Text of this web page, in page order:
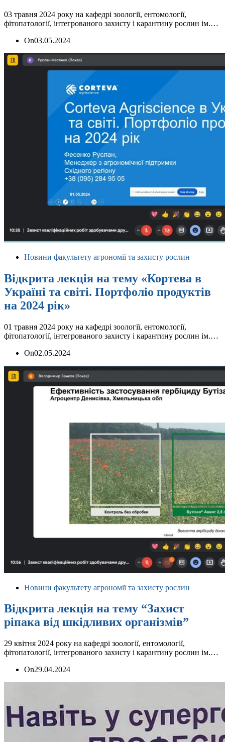
03 травня 2024 року на кафедрі зоології, ентомології,
фітопатології, інтегрованого захисту і карантину рослин ім.…
On03.05.2024
Новини факультету агрономії та захисту рослин
Відкрита лекція на тему «Кортева в
Україні та світі. Портфоліо продуктів
на 2024 рік»
01 травня 2024 року на кафедрі зоології, ентомології,
фітопатології, інтегрованого захисту і карантину рослин ім.…
On02.05.2024
Новини факультету агрономії та захисту рослин
Відкрита лекція на тему “Захист
ріпака від шкідливих організмів”
29 квітня 2024 року на кафедрі зоології, ентомології,
фітопатології, інтегрованого захисту і карантину рослин ім.…
On29.04.2024